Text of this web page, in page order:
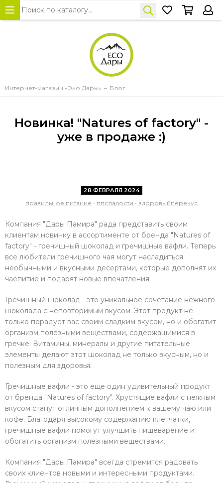
Интернет-магазин «Эко Дары» Блог
Новинка! "Natures of factory" -
уже в продаже :)
28 ФЕВРАЛЯ 2024
правильное питание • ппсладости • здоровыйперекус
Компания "Дары Памира" рада представить своим
клиентам новинку в ассортименте от бренда "Natures of
factory" - гречишный шоколад и гречишные вафли. Теперь
все любители гречишного чая могут насладиться
необычными и вкусными десертами, которые дополнят их
чаепитие и подарят новые впечатления.
Гречишный шоколад - это уникальное сочетание нежного
шоколада с неповторимым вкусом. Этот продукт не
только порадует вас своим сладким вкусом, но и обогатит
организм полезными веществами, содержащимися в
гречке. Витамины, минералы и другие питательные
элементы делают этот шоколад не только вкусным, но и
полезным для здоровья.
Гречишные вафли - это еще один удивительный продукт
от бренда "Natures of factory". Хрустящие вафли с нежным
вкусом станут отличным дополнением к вашему чаю или
кофе. Благодаря высокому содержанию клетчатки,
гречишные вафли помогут улучшить пищеварение и
обогатить организм полезными веществами.
Компания "Дары Памира" всегда стремится радовать
своих клиентов новыми и интересными продуктами.